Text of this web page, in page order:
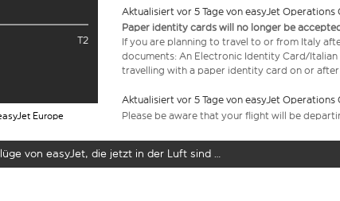
T2
Europe
Aktualisiert vor 5 Tage von easyJet Operations
Paper identity cards will no longer be
If you are planning to travel to or from Italy
documents: An Electronic Identity Card/
travelling with a paper identity card on or
Aktualisiert vor 5 Tage von easyJet Operations
Please be aware that your flight will be
von easyJet, die jetzt in der Luft sind …